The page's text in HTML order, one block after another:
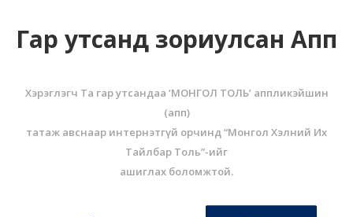
Гар утсанд зориулсан Апп
Хэрэглэгч Та гар утсандаа ‘МОНГОЛ ТОЛЬ’ аппликэйшин
(aпп)
татаж авснаар интернэтгүй орчинд “Монгол Хэлний Их
Тайлбар Толь”-ийг
ашиглах боломжтой.